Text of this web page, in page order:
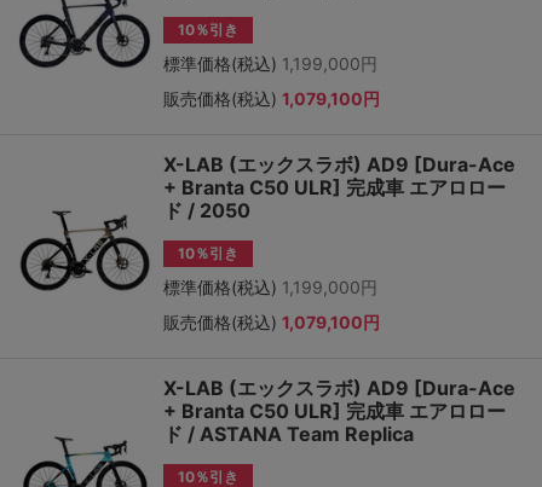
10％引き
標準価格(税込) 1,199,000円
販売価格(税込) 1,079,100円
X-LAB (エックスラボ) AD9 [Dura-Ace
+ Branta C50 ULR] 完成車 エアロロー
ド / 2050
10％引き
標準価格(税込) 1,199,000円
販売価格(税込) 1,079,100円
X-LAB (エックスラボ) AD9 [Dura-Ace
+ Branta C50 ULR] 完成車 エアロロー
ド / ASTANA Team Replica
10％引き